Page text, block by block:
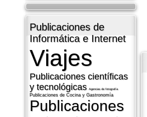
Publicaciones de
Informática e Internet
Viajes
Publicaciones cientí­ficas
y tecnológicas
Agencias de fotografí­a
Publicaciones de Cocina y Gastronomí­a
Publicaciones